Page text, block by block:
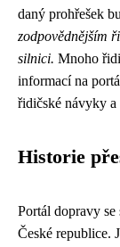
daný prohřešek
zodpovědnějším
silnici. Mnoho
informací na
řidičské návyky a
Historie
Portál dopravy
České republice.